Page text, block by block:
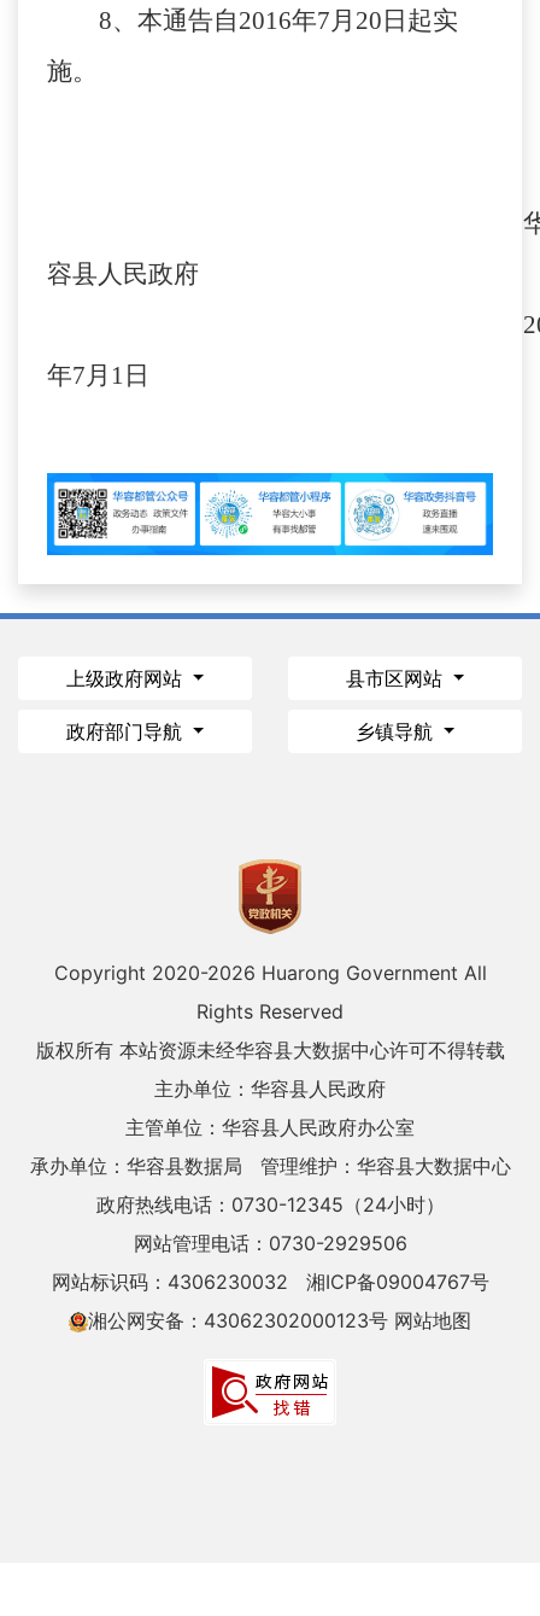
8、本通告自2016年7月20日起实
施。
容县人民政府
年7月1日
上级政府网站 县市区网站
政府部门导航 乡镇导航
Copyright 2020-2026 Huarong Government All
Rights Reserved
版权所有 本站资源未经华容县大数据中心许可不得转载
主办单位：华容县人民政府
主管单位：华容县人民政府办公室
承办单位：华容县数据局
管理维护：华容县大数据中心
政府热线电话：0730-12345（24小时）
网站管理电话：0730-2929506
网站标识码：4306230032
湘ICP备09004767号
湘公网安备：43062302000123号 网站地图